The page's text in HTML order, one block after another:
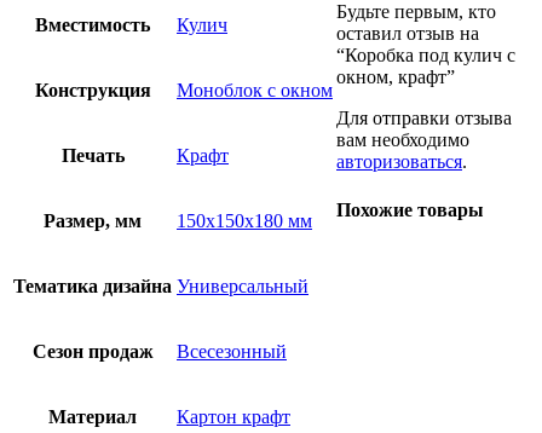
Вместимость Кулич
Конструкция Моноблок с окном
Печать Крафт
Размер, мм 150х150х180 мм
Тематика дизайна Универсальный
Сезон продаж Всесезонный
Материал Картон крафт
Будьте первым, кто
оставил отзыв на
“Коробка под кулич с
окном, крафт”
Для отправки отзыва
вам необходимо
авторизоваться.
Похожие товары